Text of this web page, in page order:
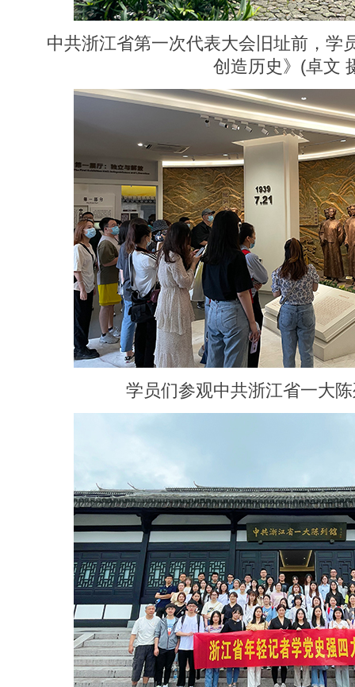
中共浙江省第一次代表大会旧址前，学
创造历史》(卓文
学员们参观中共浙江省一大